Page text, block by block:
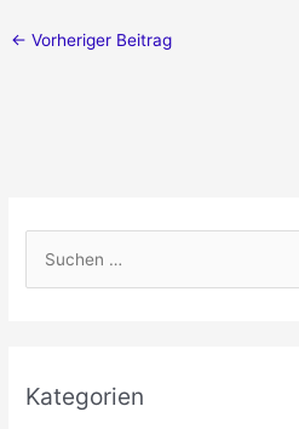
← Vorheriger Beitrag
nKategorien